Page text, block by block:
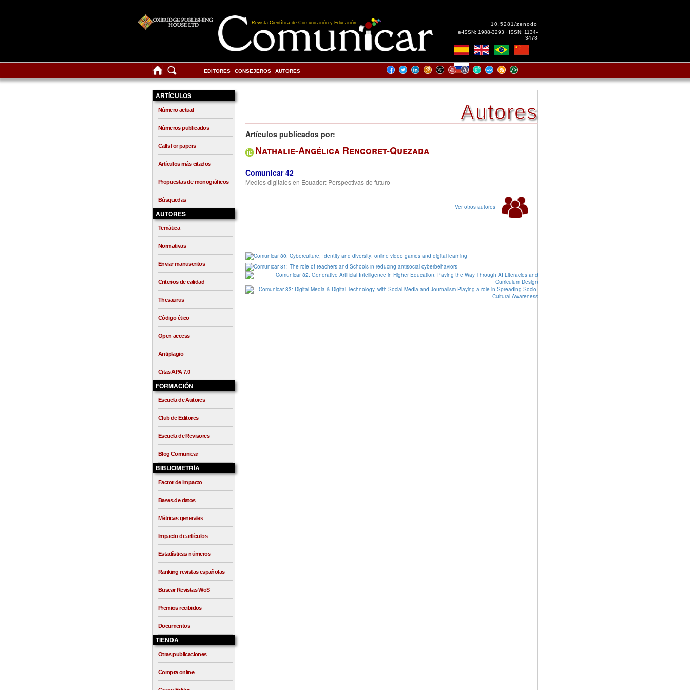
Revista Científica de Comunicación y Educación
10.5281/zenodo
e-ISSN: 1988-3293 · ISSN: 1134-
3478
EDITORES CONSEJEROS AUTORES
ARTÍCULOS
Número actual
Números publicados
Calls for papers
Artículos más citados
Propuestas de monográficos
Búsquedas
AUTORES
Temática
Normativas
Enviar manuscritos
Criterios de calidad
Thesaurus
Código ético
Open access
Antiplagio
Citas APA 7.0
FORMACIÓN
Escuela de Autores
Club de Editores
Escuela de Revisores
Blog Comunicar
BIBLIOMETRÍA
Factor de impacto
Bases de datos
Métricas generales
Impacto de artículos
Estadísticas números
Ranking revistas españolas
Buscar Revistas WoS
Premios recibidos
Documentos
TIENDA
Otras publicaciones
Compra online
Autores
Artículos publicados por:
Nathalie-Angélica Rencoret-Quezada
Comunicar 42
Medios digitales en Ecuador: Perspectivas de futuro
Ver otros autores